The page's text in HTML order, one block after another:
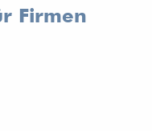
Firmen